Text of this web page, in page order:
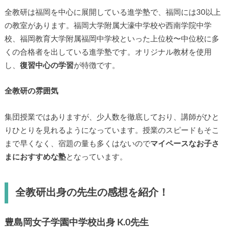
全教研は福岡を中心に展開している進学塾で、福岡には30以上
の教室があります。福岡大学附属大濠中学校や西南学院中学
校、福岡教育大学附属福岡中学校といった上位校〜中位校に多
くの合格者を出している進学塾です。オリジナル教材を使用
し、 復習中心の学習が特徴です。
全教研の雰囲気
集団授業ではありますが、少人数を徹底しており、講師がひと
りひとりを見れるようになっています。授業のスピードもそこ
まで早くなく、宿題の量も多くはないのでマイペースなお子さ
まにおすすめな塾となっています。
全教研出身の先生の感想を紹介！
豊島岡女子学園中学校出身 K.0先生